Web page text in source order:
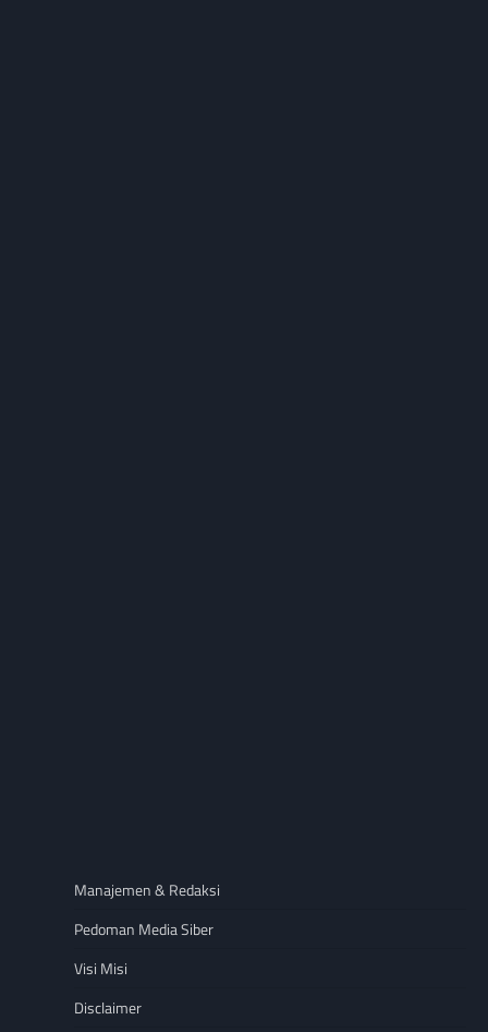
Manajemen & Redaksi
Pedoman Media Siber
Visi Misi
Disclaimer